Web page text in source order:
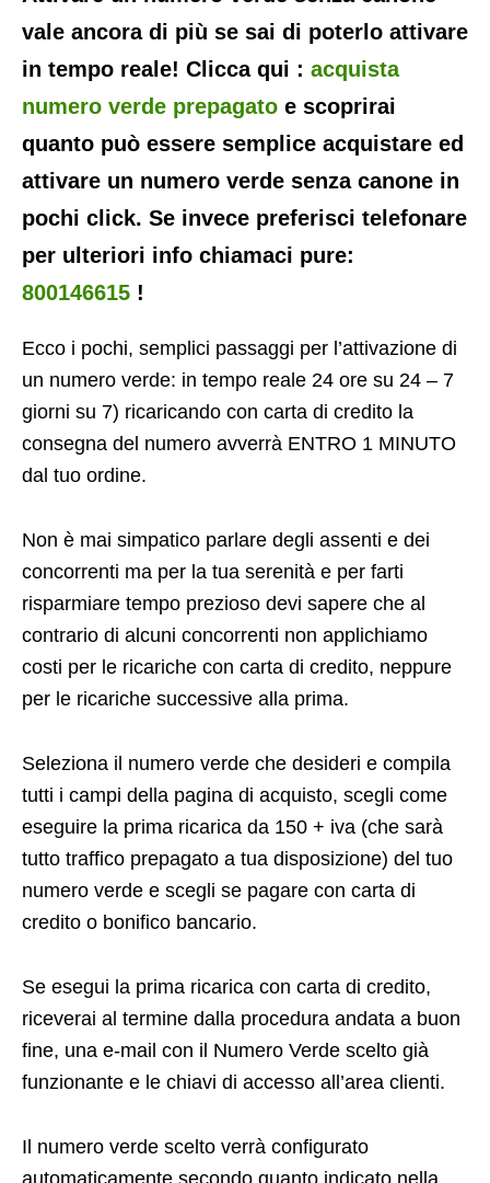
vale ancora di più se sai di poterlo attivare
in tempo reale! Clicca qui : acquista
numero verde prepagato e scoprirai
quanto può essere semplice acquistare ed
attivare un numero verde senza canone in
pochi click. Se invece preferisci telefonare
per ulteriori info chiamaci pure:
800146615 !
Ecco i pochi, semplici passaggi per l’attivazione di
un numero verde: in tempo reale 24 ore su 24 – 7
giorni su 7) ricaricando con carta di credito la
consegna del numero avverrà ENTRO 1 MINUTO
dal tuo ordine.
Non è mai simpatico parlare degli assenti e dei
concorrenti ma per la tua serenità e per farti
risparmiare tempo prezioso devi sapere che al
contrario di alcuni concorrenti non applichiamo
costi per le ricariche con carta di credito, neppure
per le ricariche successive alla prima.
Seleziona il numero verde che desideri e compila
tutti i campi della pagina di acquisto, scegli come
eseguire la prima ricarica da 150 + iva (che sarà
tutto traffico prepagato a tua disposizione) del tuo
numero verde e scegli se pagare con carta di
credito o bonifico bancario.
Se esegui la prima ricarica con carta di credito,
riceverai al termine dalla procedura andata a buon
fine, una e-mail con il Numero Verde scelto già
funzionante e le chiavi di accesso all’area clienti.
Il numero verde scelto verrà configurato
automaticamente secondo quanto indicato nella